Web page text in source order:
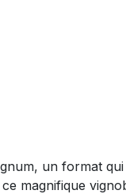
un format
magnifique